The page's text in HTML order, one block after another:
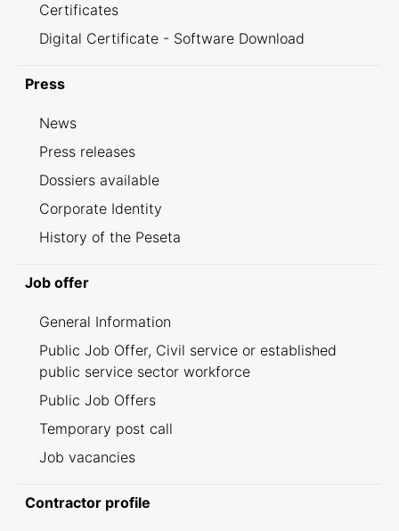
Certificates
Digital Certificate - Software Download
Press
News
Press releases
Dossiers available
Corporate Identity
History of the Peseta
Job offer
General Information
Public Job Offer, Civil service or established
public service sector workforce
Public Job Offers
Temporary post call
Job vacancies
Contractor profile